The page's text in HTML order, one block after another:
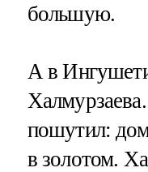
большую.
А в
пошутил:
в золотом.